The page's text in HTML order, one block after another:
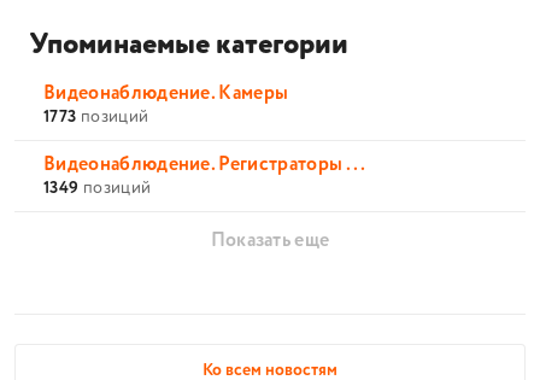
Упоминаемые категории
Видеонаблюдение. Камеры
1773 позиций
Видеонаблюдение. Регистраторы ...
1349 позиций
Показать еще
Ко всем новостям